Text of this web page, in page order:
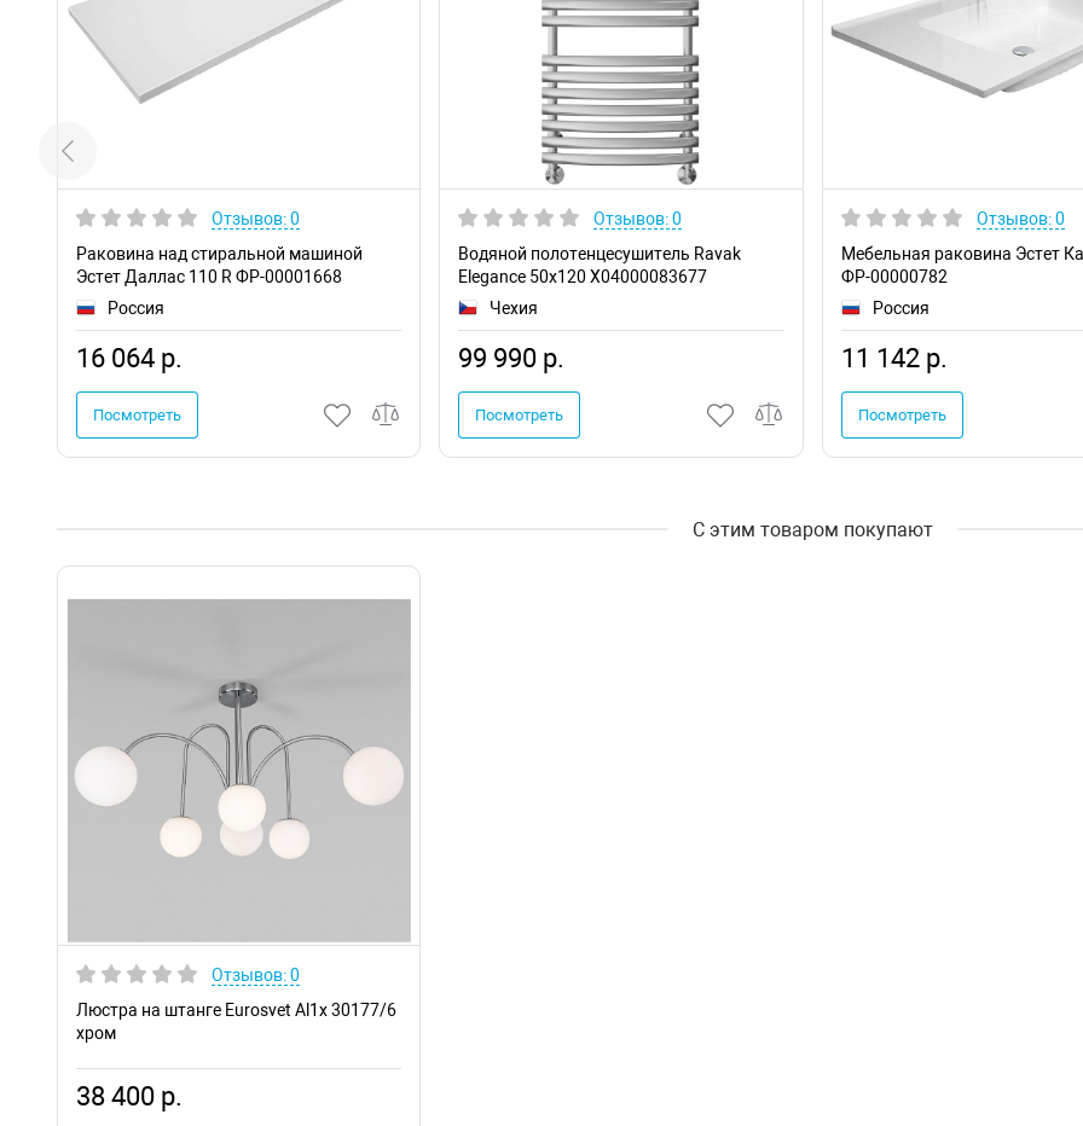
Отзывов: 0
Раковина над стиральной машиной
Эстет Даллас 110 R ФР-00001668
Россия
16 064 р.
Посмотреть
Отзывов: 0
Водяной полотенцесушитель Ravak
Elegance 50х120 X04000083677
Чехия
99 990 р.
Посмотреть
Отзывов: 0
Мебельная раковина Эстет
ФР-00000782
Россия
11 142 р.
Посмотреть
С этим товаром покупают
Отзывов: 0
Люстра на штанге Eurosvet Al1x 30177/6
хром
38 400 р.